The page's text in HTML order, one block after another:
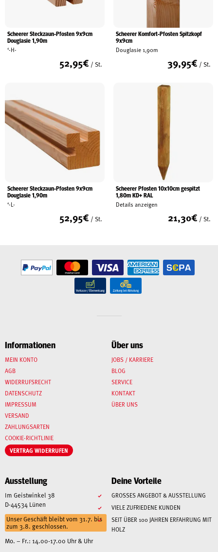
Scheerer Steckzaun-Pfosten 9x9cm
Douglasie 1,90m
‘-H-
52,95€ / St.
Scheerer Komfort-Pfosten Spitzkopf
9x9cm
Douglasie 1,90m
39,95€ / St.
Scheerer Steckzaun-Pfosten 9x9cm
Douglasie 1,90m
‘-L-
52,95€ / St.
Scheerer Pfosten 10x10cm gespitzt
1,80m KD+ RAL
Details anzeigen
21,30€ / St.
Informationen
MEIN KONTO
AGB
WIDERRUFSRECHT
DATENSCHUTZ
IMPRESSUM
VERSAND
ZAHLUNGSARTEN
COOKIE-RICHTLINIE
VERTRAG WIDERRUFEN
Über uns
JOBS / KARRIERE
BLOG
SERVICE
KONTAKT
ÜBER UNS
Ausstellung
Im Geistwinkel 38
D-44534 Lünen
Unser Geschäft bleibt vom 31.7. bis
zum 3.8. geschlossen.
Mo. – Fr.: 14.00-17.00 Uhr & Uhr
Deine Vorteile
GROSSES ANGEBOT & AUSSTELLUNG
VIELE ZUFRIEDENE KUNDEN
SEIT ÜBER 100 JAHREN ERFAHRUNG MIT
HOLZ